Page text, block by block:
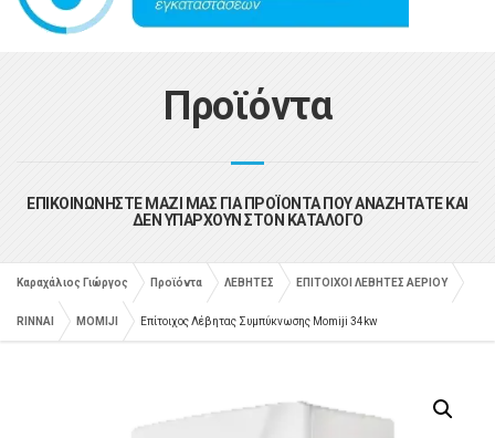
Προϊόντα
ΕΠΙΚΟΙΝΩΝΗΣΤΕ ΜΑΖΙ ΜΑΣ ΓΙΑ ΠΡΟΪΟΝΤΑ ΠΟΥ ΑΝΑΖΗΤΑΤΕ ΚΑΙ
ΔΕΝ ΥΠΑΡΧΟΥΝ ΣΤΟΝ ΚΑΤΑΛΟΓΟ
Καραχάλιος Γιώργος Προϊόντα ΛΕΒΗΤΕΣ ΕΠΙΤΟΙΧΟΙ ΛΕΒΗΤΕΣ ΑΕΡΙΟΥ
RINNAI MOMIJI Επίτοιχος Λέβητας Συμπύκνωσης Momiji 34kw